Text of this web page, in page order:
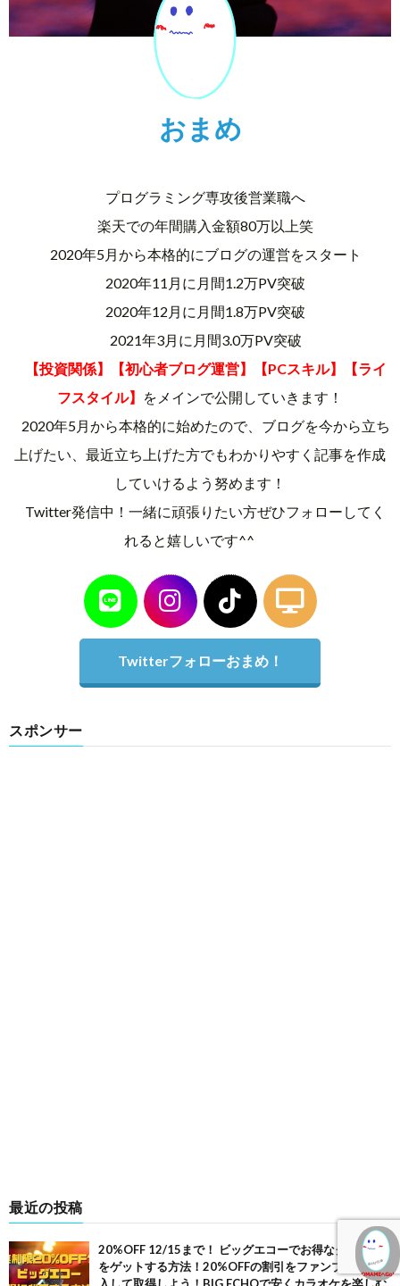
おまめ
プログラミング専攻後営業職へ
楽天での年間購入金額80万以上笑
2020年5月から本格的にブログの運営をスタート
2020年11月に月間1.2万PV突破
2020年12月に月間1.8万PV突破
2021年3月に月間3.0万PV突破
【投資関係】【初心者ブログ運営】【PCスキル】【ライ
フスタイル】
をメインで公開していきます！
2020年5月から本格的に始めたので、ブログを今から立ち
上げたい、最近立ち上げた方でもわかりやすく記事を作成
していけるよう努めます！
Twitter発信中！一緒に頑張りたい方ぜひフォローしてく
れると嬉しいです^^
Twitterフォローおまめ！
スポンサー
最近の投稿
20%OFF 12/15まで！ ビッグエコーでお得なクーポン
をゲットする方法！20%OFFの割引をファンブックを購